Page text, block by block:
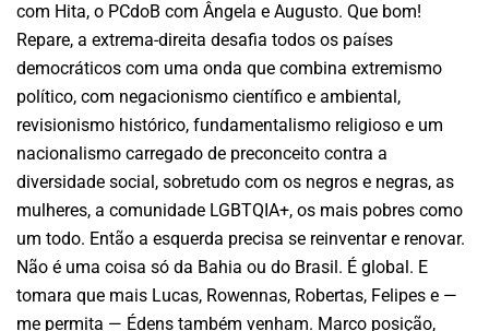
com Hita, o PCdoB com Ângela e Augusto. Que bom!
Repare, a extrema-direita desafia todos os países
democráticos com uma onda que combina extremismo
político, com negacionismo científico e ambiental,
revisionismo histórico, fundamentalismo religioso e um
nacionalismo carregado de preconceito contra a
diversidade social, sobretudo com os negros e negras, as
mulheres, a comunidade LGBTQIA+, os mais pobres como
um todo. Então a esquerda precisa se reinventar e renovar.
Não é uma coisa só da Bahia ou do Brasil. É global. E
tomara que mais Lucas, Rowennas, Robertas, Felipes e —
me permita — Édens também venham. Marco posição,